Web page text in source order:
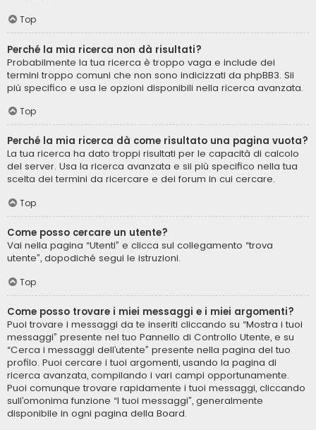
Top
Perché la mia ricerca non dà risultati?
Probabilmente la tua ricerca è troppo vaga e include dei
termini troppo comuni che non sono indicizzati da phpBB3. Sii
più specifico e usa le opzioni disponibili nella ricerca avanzata.
Top
Perché la mia ricerca dà come risultato una pagina vuota?
La tua ricerca ha dato troppi risultati per le capacità di calcolo
del server. Usa la ricerca avanzata e sii più specifico nella tua
scelta dei termini da ricercare e dei forum in cui cercare.
Top
Come posso cercare un utente?
Vai nella pagina “Utenti” e clicca sul collegamento “trova
utente”, dopodiché segui le istruzioni.
Top
Come posso trovare i miei messaggi e i miei argomenti?
Puoi trovare i messaggi da te inseriti cliccando su “Mostra i tuoi
messaggi” presente nel tuo Pannello di Controllo Utente, e su
“Cerca i messaggi dell’utente” presente nella pagina del tuo
profilo. Puoi cercare i tuoi argomenti, usando la pagina di
ricerca avanzata, compilando i vari campi opportunamente.
Puoi comunque trovare rapidamente i tuoi messaggi, cliccando
sull’omonima funzione “I tuoi messaggi”, generalmente
disponibile in ogni pagina della Board.